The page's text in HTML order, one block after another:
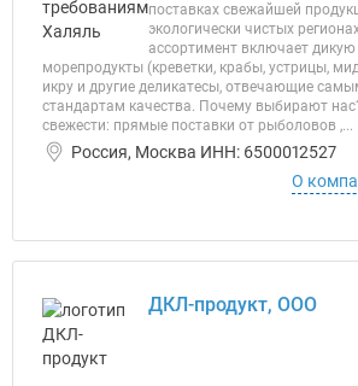
поставках свежайшей
экологически чистых
ассортимент включает
морепродукты (креветки, крабы, устрицы,
икру и другие деликатесы, отвечающие
стандартам качества. Почему выбирают
свежести: прямые поставки от рыболовов ,...
Россия, Москва ИНН: 6500012527
О
ДКЛ-продукт, ООО